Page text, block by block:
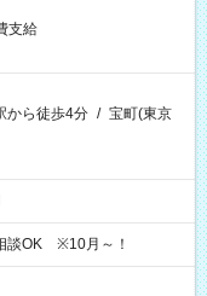
支給
から徒歩4分 / 宝町(東京
談OK ※10月～！